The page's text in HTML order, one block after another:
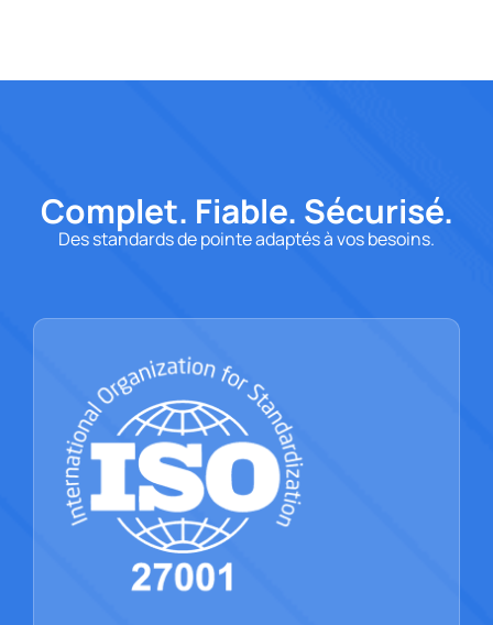
Complet. Fiable. Sécurisé.
Des standards de pointe adaptés à vos besoins.